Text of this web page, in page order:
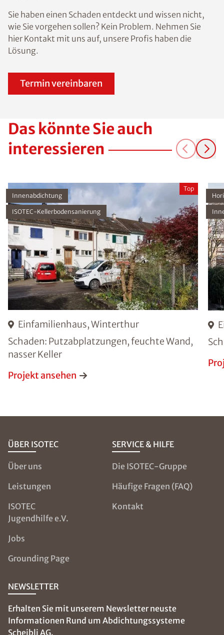
Sie haben einen Schaden entdeckt und wissen nicht,
wie Sie vorgehen sollen? Kein Problem. Nehmen Sie
hier Kontakt mit uns auf, unsere Profis haben die
Lösung.
Termin vereinbaren
Das könnte Sie auch
interessieren
Einfamilienhaus, Winterthur
Schaden: Putzabplatzungen, feuchte Wand,
nasser Keller
Innenabdichtung
ISOTEC-Kellerbodensanierung
Top
Projekt ansehen
ÜBER ISOTEC
Über uns
Leistungen
ISOTEC
Jugendhilfe e.V.
Jobs
Grounding Page
SERVICE & HILFE
Die ISOTEC-Gruppe
Häufige Fragen (FAQ)
Kontakt
NEWSLETTER
Erhalten Sie mit unserem Newsletter neuste
Informationen Rund um Abdichtungssysteme
Scheibli AG.